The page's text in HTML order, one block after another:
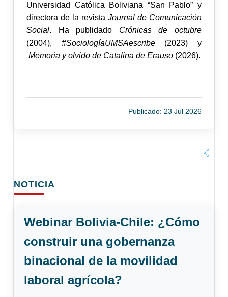
Universidad Católica Boliviana “San Pablo” y
directora de la revista Journal de Comunicación
Social. Ha publidado Crónicas de octubre
(2004), #SociologíaUMSAescribe(2023) y
Memoria y olvido de Catalina de Erauso (2026).
Publicado: 23 Jul 2026
NOTICIA
Webinar Bolivia-Chile: ¿Cómo
construir una gobernanza
binacional de la movilidad
laboral agrícola?